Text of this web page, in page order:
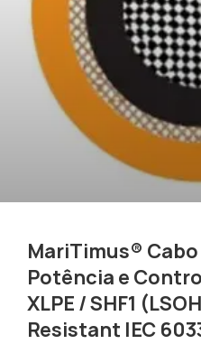
MariTimus®
Potência e
XLPE / SHF1
Resistant IEC